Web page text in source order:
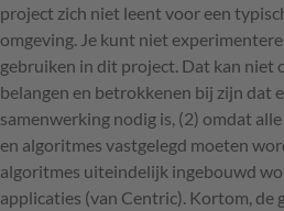
project zich niet leent voor een
omgeving. Je kunt niet
gebruiken in dit project. Dat kan niet
belangen en betrokkenen bij zijn dat
samenwerking nodig is, (2) omdat
en algoritmes vastgelegd moeten
algoritmes uiteindelijk ingebouwd
applicaties (van Centric). Kortom, de